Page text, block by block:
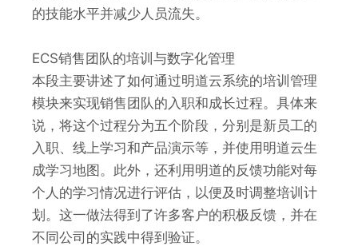
的技能水平并减少人员流失。
ECS销售团队的培训与数字化管理
本段主要讲述了如何通过明道云系统的培训管理
模块来实现销售团队的入职和成长过程。具体来
说，将这个过程分为五个阶段，分别是新员工的
入职、线上学习和产品演示等，并使用明道云生
成学习地图。此外，还利用明道的反馈功能对每
个人的学习情况进行评估，以便及时调整培训计
划。这一做法得到了许多客户的积极反馈，并在
不同公司的实践中得到验证。